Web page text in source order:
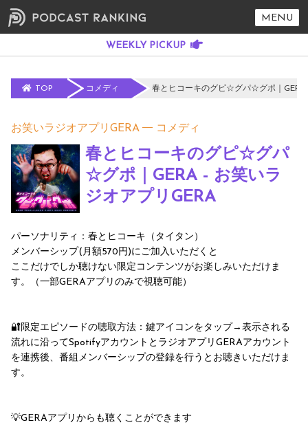
MENU
TOP コメディ 春とヒコーキのグピ☆グパ☆グポ｜GERA
お笑いラジオアプリGERA コメディ
春とヒコーキのグピ☆グパ
☆グポ｜GERA - お笑いラ
ジオアプリGERA
パーソナリティ：春とヒコーキ（タイタン）
メンバーシップ(月額570円)にご加入いただくと
ここだけでしか聴けない限定コンテンツがお楽しみいただけま
す。（一部GERAアプリのみで視聴可能）
🔐限定エピソードの聴取方法：鍵アイコンをタップ→表示される
流れに沿ってSpotifyアカウントとラジオアプリGERAアカウント
を連携後、番組メンバーシップの登録を行うとお聴きいただけま
す。
💡GERAアプリからも聴くことができます